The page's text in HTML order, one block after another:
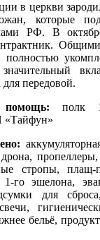
в церкви
которые
РФ. В
для передовой.
помощь: полк
стропы, плащ-
го эшелона,
для
бельё,